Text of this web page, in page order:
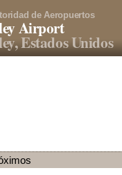
de Aeropuertos
Airport
Estados Unidos